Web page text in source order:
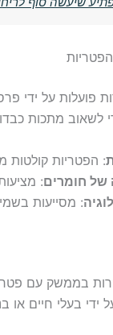
פועלות על ידי
לשאוב מתכות
: הפטריות קולטות
של חומרים:
: מסייעות
בממשק עם
ידי בעלי חיים או